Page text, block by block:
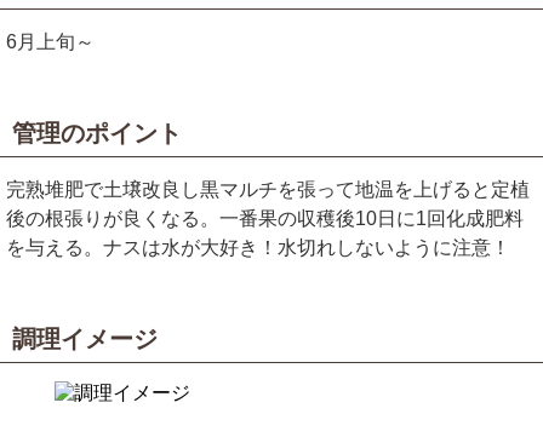
6月上旬～
管理のポイント
完熟堆肥で土壌改良し黒マルチを張って地温を上げると定植
後の根張りが良くなる。一番果の収穫後10日に1回化成肥料
を与える。ナスは水が大好き！水切れしないように注意！
調理イメージ